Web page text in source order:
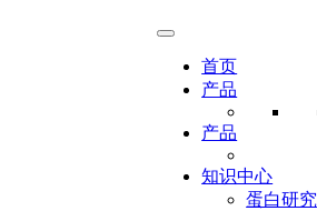
首页
产品
产品
知识中心
蛋白研究